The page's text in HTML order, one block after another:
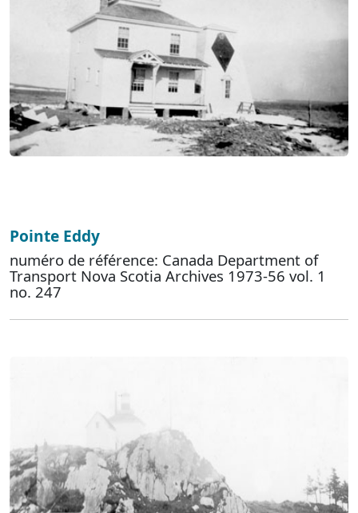
Pointe Eddy
numéro de référence: Canada Department of
Transport Nova Scotia Archives 1973-56 vol. 1
no. 247